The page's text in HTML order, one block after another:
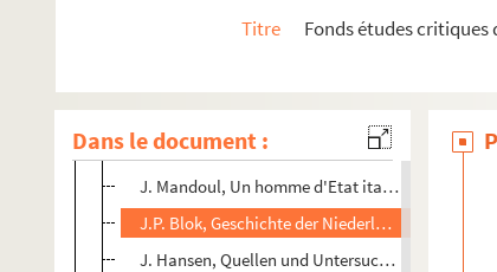
Titre
Fonds études critiques
Dans le document :
Ficker u Winckelmann, Strassburger
M. Marion, L'impôt sur le revenu au XVIII
J. Delfour, Les jésuites à Poitiers
J. Mandoul, Un homme d'Etat italien, Joseph de
J.P. Blok, Geschichte der Niederlande, I
J. Hansen, Quellen und Untersuchungen zur